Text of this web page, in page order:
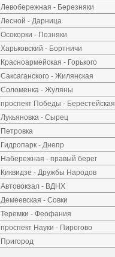
Левобережная - Березняки
Лесной - Дарница
Осокорки - Позняки
Харьковский - Бортничи
Красноармейская - Горького
Саксаганского - Жилянская
Соломенка - Жуляны
проспект Победы - Берестейская
Лукьяновка - Сырец
Петровка
Гидропарк - Днепр
Набережная - правый берег
Киквидзе - Дружбы Народов
Автовокзал - ВДНХ
Демеевская - Совки
Теремки - Феофания
проспект Науки - Пирогово
Пригород